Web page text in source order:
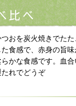
おを炭火焼きでた
食感で、赤身の旨
かな食感です。血
れでどうぞ